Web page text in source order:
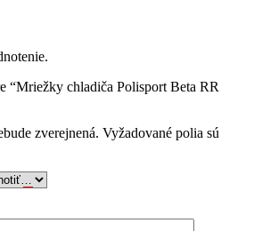
“Mriežky chladiča Polisport Beta RR
zverejnená. Vyžadované polia sú